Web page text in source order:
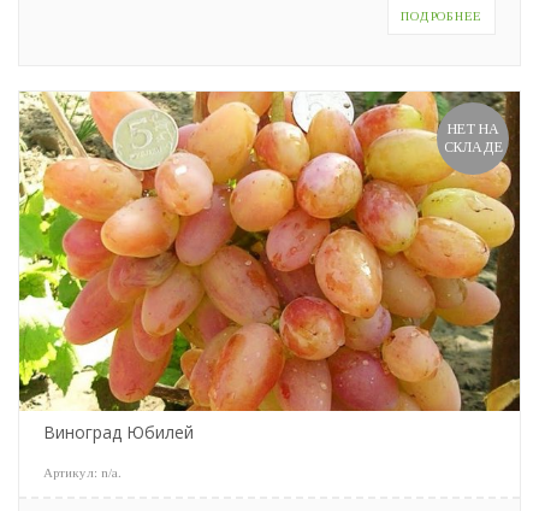
ПОДРОБНЕЕ
НЕТ НА
СКЛАДЕ
Виноград Юбилей
Артикул: n/a